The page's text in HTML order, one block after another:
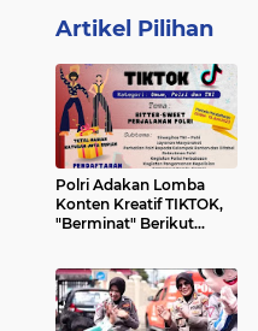
Artikel Pilihan
Polri Adakan Lomba
Konten Kreatif TIKTOK,
"Berminat" Berikut